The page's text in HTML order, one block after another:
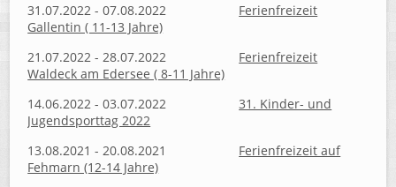
31.07.2022 - 07.08.2022
Ferienfreizeit
Gallentin ( 11-13 Jahre)
21.07.2022 - 28.07.2022
Ferienfreizeit
Waldeck am Edersee ( 8-11 Jahre)
14.06.2022 - 03.07.2022
31. Kinder- und
Jugendsporttag 2022
13.08.2021 - 20.08.2021
Ferienfreizeit auf
Fehmarn (12-14 Jahre)